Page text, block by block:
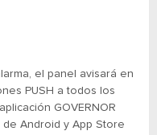
el panel avisará en
PUSH a todos los
GOVERNOR
de Android y App Store